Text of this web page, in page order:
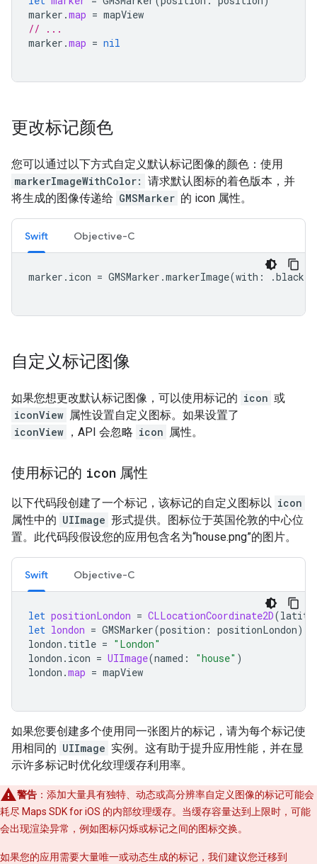
marker .map = mapView
// ...
marker .map = nil
更改标记颜色
您可以通过以下方式自定义默认标记图像的颜色：使用
markerImageWithColor: 请求默认图标的着色版本，并
将生成的图像传递给 GMSMarker 的 icon 属性。
Swift Objective-C
marker . icon = GMSMarker .markerImage(with : .black
自定义标记图像
如果您想更改默认标记图像，可以使用标记的 icon 或
iconView 属性设置自定义图标。如果设置了
iconView ，API 会忽略 icon 属性。
使用标记的 icon 属性
以下代码段创建了一个标记，该标记的自定义图标以 icon
属性中的 UIImage 形式提供。图标位于英国伦敦的中心位
置。此代码段假设您的应用包含名为“house.png”的图片。
Swift Objective-C
let positionLondon = CLLocationCoordinate2D(
let london = GMSMarker(position : positionLondon)
london . title = "London"
london . icon = UIImage(named : "house" )
london .map = mapView
如果您要创建多个使用同一张图片的标记，请为每个标记使
用相同的 UIImage 实例。这有助于提升应用性能，并在显
示许多标记时优化纹理缓存利用率。
警告 ：添加大量具有独特、动态或高分辨率自定义图像的标记可能会
耗尽 Maps SDK for iOS 的内部纹理缓存。当缓存容量达到上限时，可能
会出现渲染异常，例如图标闪烁或标记之间的图标交换。
如果您的应用需要大量唯一或动态生成的标记，我们建议您迁移到